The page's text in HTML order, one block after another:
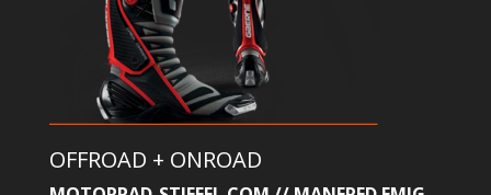
OFFROAD + ONROAD